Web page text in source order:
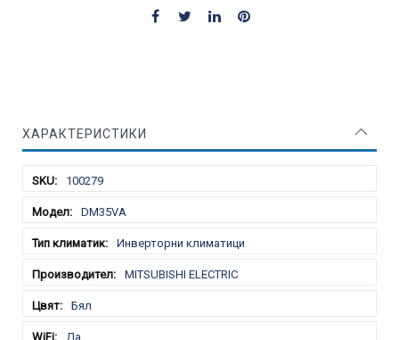
ХАРАКТЕРИСТИКИ
100279
DM35VA
Инверторни климатици
MITSUBISHI ELECTRIC
Бял
Да